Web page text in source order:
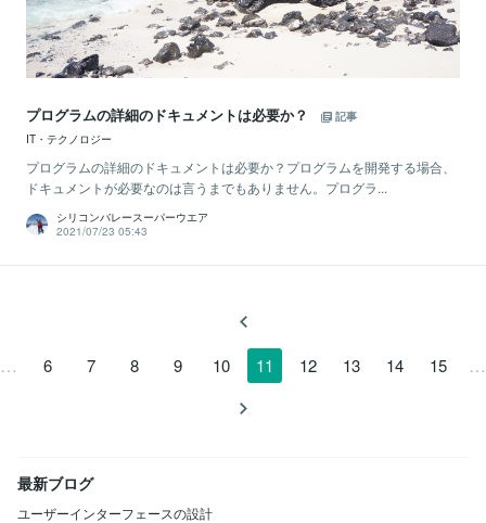
プログラムの詳細のドキュメントは必要か？
記事
IT・テクノロジー
プログラムの詳細のドキュメントは必要か？プログラムを開発する場合、
ドキュメントが必要なのは言うまでもありません。プログラ...
シリコンバレースーパーウエア
2021/07/23 05:43
… 6 7 8 9 10 11 12 13 14 15 …
最新ブログ
ユーザーインターフェースの設計